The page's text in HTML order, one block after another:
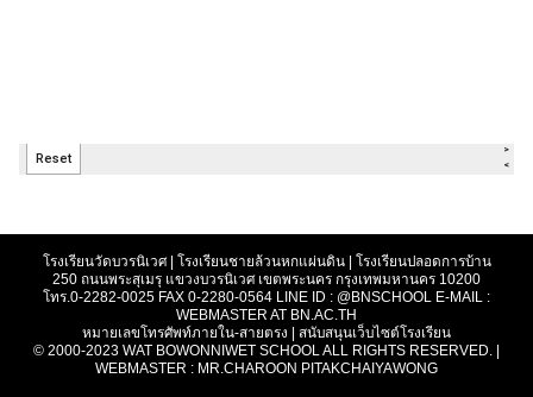
Post Views : 2,692
โรงเรียนวัดบวรนิเวศ | โรงเรียนชายล้วนหกแผ่นดิน | โรงเรียนปลอดการบ้าน
250 ถนนพระสุเมรุ แขวงบวรนิเวศ เขตพระนคร กรุงเทพมหานคร 10200
โทร.0-2282-0025 FAX 0-2280-0564 LINE ID : @BNSCHOOL E-MAIL :
WEBMASTER AT BN.AC.TH
หมายเลขโทรศัพท์ภายใน-สายตรง
สนับสนุนเว็บไซต์โรงเรียน
© 2000-2023 WAT BOWONNIWET SCHOOL ALL RIGHTS RESERVED. |
WEBMASTER : MR.CHAROON PITAKCHAIYAWONG